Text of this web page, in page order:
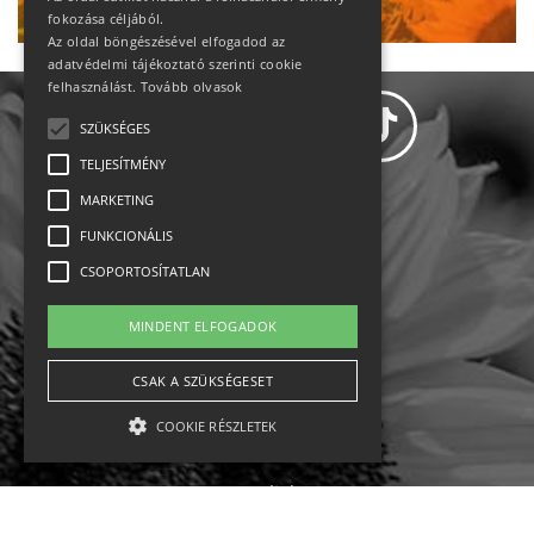
Állásajánlatok
Impresszum-kapcsolat
Jogi nyilatkozat
Rólunk
English
fokozása céljából.
Az oldal böngészésével elfogadod az
adatvédelmi tájékoztató szerinti cookie
felhasználást. Tovább olvasok
SZÜKSÉGES
TELJESÍTMÉNY
MARKETING
FUNKCIONÁLIS
CSOPORTOSÍTATLAN
MINDENT ELFOGADOK
CSAK A SZÜKSÉGESET
COOKIE RÉSZLETEK